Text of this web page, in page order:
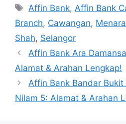
Tags
Affin Bank, Affin Bank
Branch, Cawangan,
Shah, Selangor
Affin Bank Ara
Alamat & Arahan Lengkap!
Affin Bank Bandar
Nilam 5: Alamat & Arahan